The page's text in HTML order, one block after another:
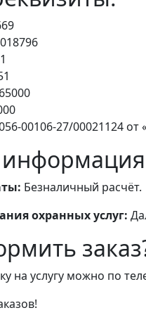
00106-27/00021124 от
Безналичный расчёт.
охранных услуг:
на услугу можно по